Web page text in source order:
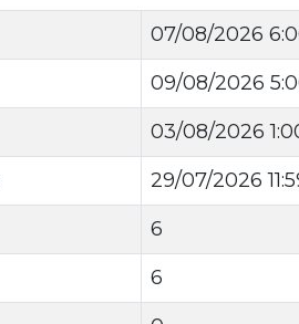
07/08/2026
09/08/2026
03/08/2026
29/07/2026
6
6